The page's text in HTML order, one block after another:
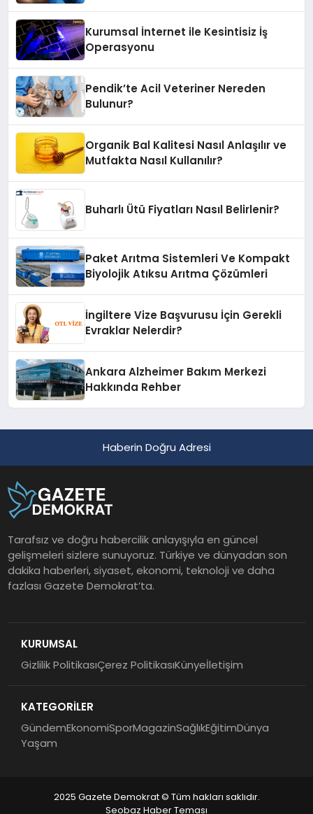
Kurumsal İnternet ile Kesintisiz İş
Operasyonu
Pendik’te Acil Veteriner Nereden
Bulunur?
Organik Bal Kalitesi Nasıl Anlaşılır ve
Mutfakta Nasıl Kullanılır?
Buharlı Ütü Fiyatları Nasıl Belirlenir?
Paket Arıtma Sistemleri Ve Kompakt
Biyolojik Atıksu Arıtma Çözümleri
İngiltere Vize Başvurusu İçin Gerekli
Evraklar Nelerdir?
Ankara Alzheimer Bakım Merkezi
Hakkında Rehber
Haberin Doğru Adresi
Tarafsız ve doğru habercilik anlayışıyla en güncel
gelişmeleri sizlere sunuyoruz. Türkiye ve dünyadan son
dakika haberleri, siyaset, ekonomi, teknoloji ve daha
fazlası Gazete Demokrat’ta.
KURUMSAL
Gizlilik PolitikasıÇerez PolitikasıKünyeİletişim
KATEGORİLER
GündemEkonomiSporMagazinSağlıkEğitimDünya
Yaşam
2025 Gazete Demokrat © Tüm hakları saklıdır.
Seobaz Haber Teması